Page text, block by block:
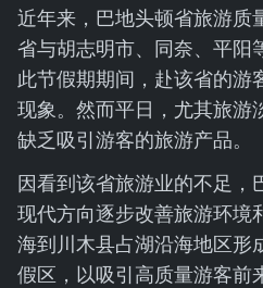
近年来，巴地头顿省旅游质
省与胡志明市、同奈、平阳
此节假期期间，赴该省的游
现象。然而平日，尤其旅游
缺乏吸引游客的旅游产品。
因看到该省旅游业的不足，
现代方向逐步改善旅游环境
海到川木县占湖沿海地区形
假区，以吸引高质量游客前